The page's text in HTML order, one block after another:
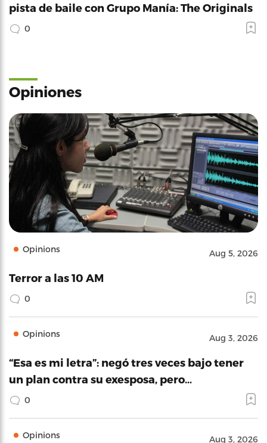
pista de baile con Grupo Manía: The Originals
0
Opiniones
Opinions Aug 5, 2026
Terror a las 10 AM
0
Opinions Aug 3, 2026
“Esa es mi letra”: negó tres veces bajo tener
un plan contra su exesposa, pero…
0
Opinions Aug 3, 2026